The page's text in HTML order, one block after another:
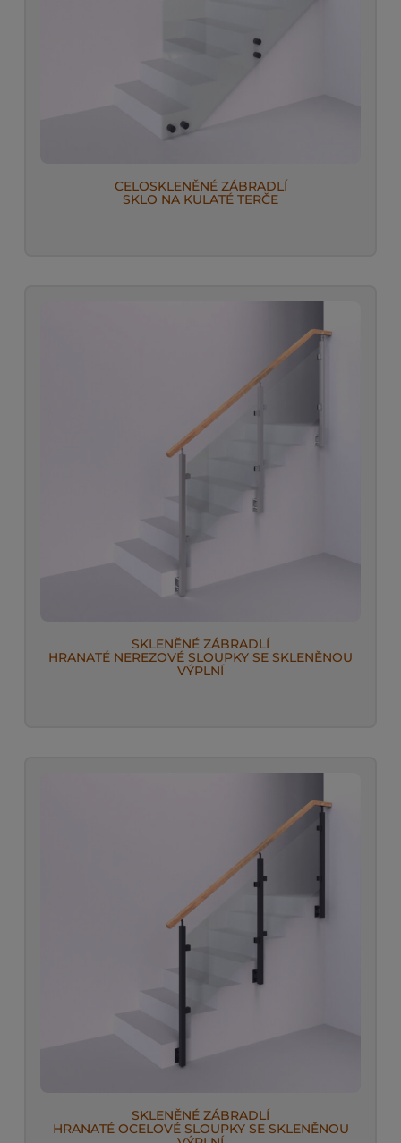
CELOSKLENĚNÉ ZÁBRADLÍ
SKLO NA KULATÉ TERČE
SKLENĚNÉ ZÁBRADLÍ
HRANATÉ NEREZOVÉ SLOUPKY SE SKLENĚNOU
VÝPLNÍ
SKLENĚNÉ ZÁBRADLÍ
HRANATÉ OCELOVÉ SLOUPKY SE SKLENĚNOU